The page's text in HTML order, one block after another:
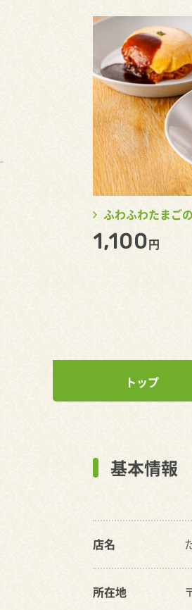
ふわふわたまご
1,100円
トップ
基本情報
店名
所在地